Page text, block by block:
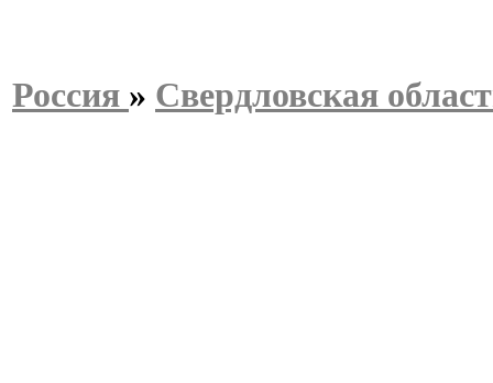
Россия » Свердловская